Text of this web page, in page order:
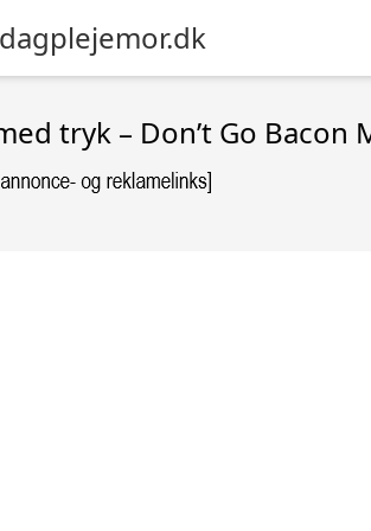
tryk – Don’t Go Bacon